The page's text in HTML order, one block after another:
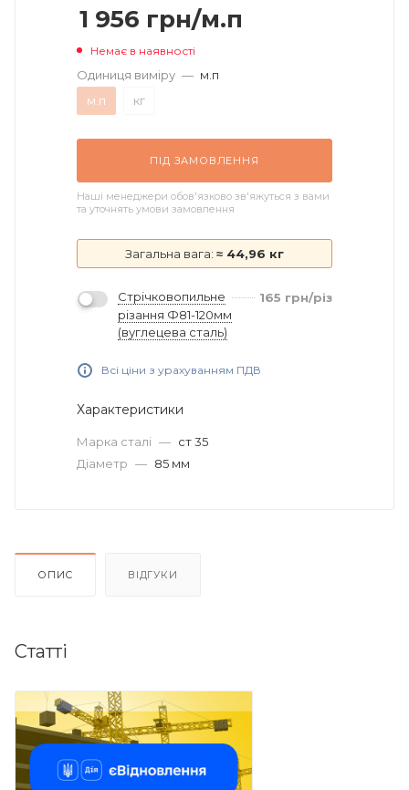
1 956 грн/м.п
Немає в наявності
Одиниця виміру — м.п
м.п
кг
ПІД ЗАМОВЛЕННЯ
Наші менеджери обов'язково зв'яжуться з вами
та уточнять умови замовлення
Загальна вага: ≈ 44,96 кг
Стрічковопильне
різання Ф81-120мм
(вуглецева сталь)
165 грн/різ
Всі ціни з урахуванням ПДВ
Характеристики
Марка сталі — ст 35
Діаметр — 85 мм
ОПИС ВІДГУКИ
Статті